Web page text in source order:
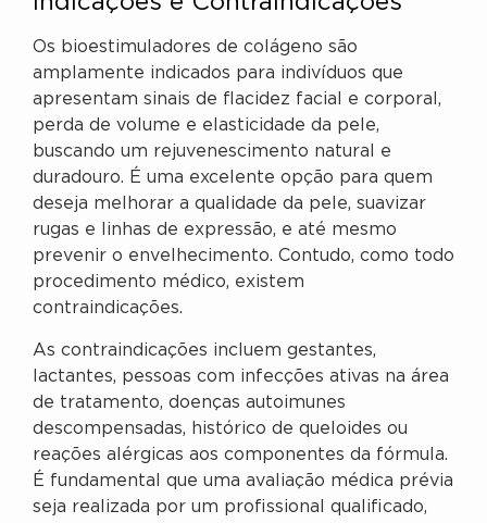
Os bioestimuladores de colágeno são
amplamente indicados para indivíduos que
apresentam sinais de flacidez facial e corporal,
perda de volume e elasticidade da pele,
buscando um rejuvenescimento natural e
duradouro. É uma excelente opção para quem
deseja melhorar a qualidade da pele, suavizar
rugas e linhas de expressão, e até mesmo
prevenir o envelhecimento. Contudo, como todo
procedimento médico, existem
contraindicações.
As contraindicações incluem gestantes,
lactantes, pessoas com infecções ativas na área
de tratamento, doenças autoimunes
descompensadas, histórico de queloides ou
reações alérgicas aos componentes da fórmula.
É fundamental que uma avaliação médica prévia
seja realizada por um profissional qualificado,